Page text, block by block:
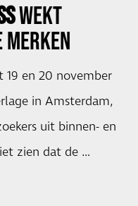
WEKT
MERKEN
19 en 20 november
in Amsterdam,
uit binnen- en
zien dat de …